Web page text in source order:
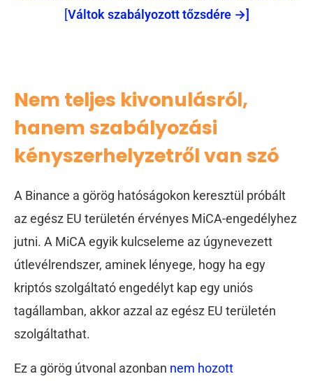
[Váltok szabályozott tőzsdére →]
Nem teljes kivonulásról,
hanem szabályozási
kényszerhelyzetről van szó
A Binance a görög hatóságokon keresztül próbált
az egész EU területén érvényes MiCA-engedélyhez
jutni. A MiCA egyik kulcseleme az úgynevezett
útlevélrendszer, aminek lényege, hogy ha egy
kriptós szolgáltató engedélyt kap egy uniós
tagállamban, akkor azzal az egész EU területén
szolgáltathat.
Ez a görög útvonal azonban nem hozott